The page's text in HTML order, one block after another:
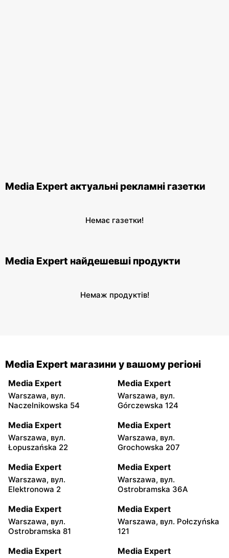
Media Expert актуальні рекламні газетки
Немає газетки!
Media Expert найдешевші продукти
Немаж продуктів!
Media Expert магазини у вашому регіоні
Media Expert
Warszawa, вул.
Naczelnikowska 54
Media Expert
Warszawa, вул.
Górczewska 124
Media Expert
Warszawa, вул.
Łopuszańska 22
Media Expert
Warszawa, вул.
Grochowska 207
Media Expert
Warszawa, вул.
Elektronowa 2
Media Expert
Warszawa, вул.
Ostrobramska 36A
Media Expert
Warszawa, вул.
Ostrobramska 81
Media Expert
Warszawa, вул. Połczyńska
121
Media Expert Media Expert